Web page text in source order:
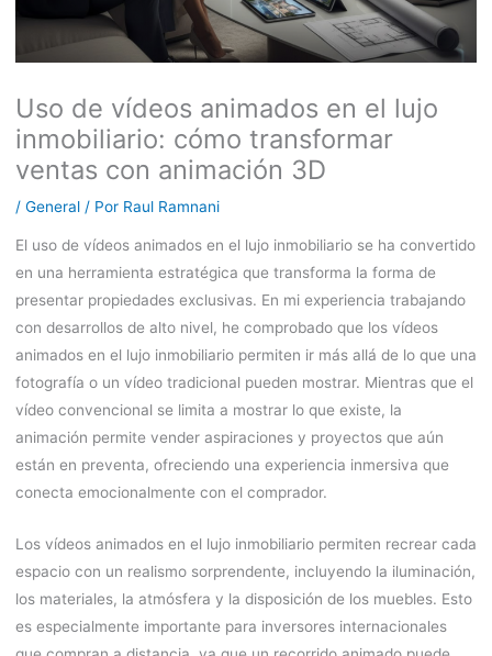
Uso de vídeos animados en el lujo
inmobiliario: cómo transformar
ventas con animación 3D
/ General/ Por Raul Ramnani
El uso de vídeos animados en el lujo inmobiliario se ha convertido
en una herramienta estratégica que transforma la forma de
presentar propiedades exclusivas. En mi experiencia trabajando
con desarrollos de alto nivel, he comprobado que los vídeos
animados en el lujo inmobiliario permiten ir más allá de lo que una
fotografía o un vídeo tradicional pueden mostrar. Mientras que el
vídeo convencional se limita a mostrar lo que existe, la
animación permite vender aspiraciones y proyectos que aún
están en preventa, ofreciendo una experiencia inmersiva que
conecta emocionalmente con el comprador.
Los vídeos animados en el lujo inmobiliario permiten recrear cada
espacio con un realismo sorprendente, incluyendo la iluminación,
los materiales, la atmósfera y la disposición de los muebles. Esto
es especialmente importante para inversores internacionales